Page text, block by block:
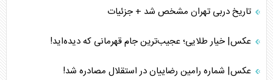
تاریخ دربی تهران مشخص شد + جزئیات
عکس| خیار طلایی؛ عجیب‌ترین جام قهرمانی که دیده‌اید!
عکس| شماره رامین رضاییان در استقلال مصادره شد!